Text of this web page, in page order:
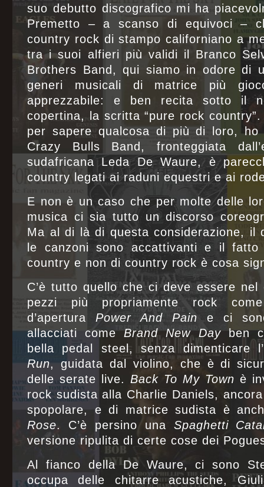
suo debutto discografico mi ha
Premetto – a scanso di equivoci –
country rock di stampo californiano a
tra i suoi alfieri più validi il Branco
Brothers Band, qui siamo in odore di
generi musicali di matrice più
apprezzabile: e ben recita sotto il
copertina, la scritta “pure rock
per sapere qualcosa di più di loro, ho
Crazy Bulls Band, fronteggiata
sudafricana Leda De Waure, è
country legati ai raduni equestri e ai
E non è un caso che per molte delle
musica ci sia tutto un discorso
Ma al di là di questa considerazione, il
le canzoni sono accattivanti e il
country e non di country rock è cosa
C’è tutto quello che ci deve essere
pezzi più propriamente rock come
d’apertura Power And Paine ci
allacciati comeBrand New Dayben
bella pedal steel, senza dimenticare
Run, guidata dal violino, che è di
delle serate live. Back To My Town è
rock sudista alla Charlie Daniels,
spopolare, e di matrice sudista è
Rose. C’è persino una Spaghetti
versione ripulita di certe cose dei
Al fianco della De Waure, ci sono
occupa delle chitarre acustiche,